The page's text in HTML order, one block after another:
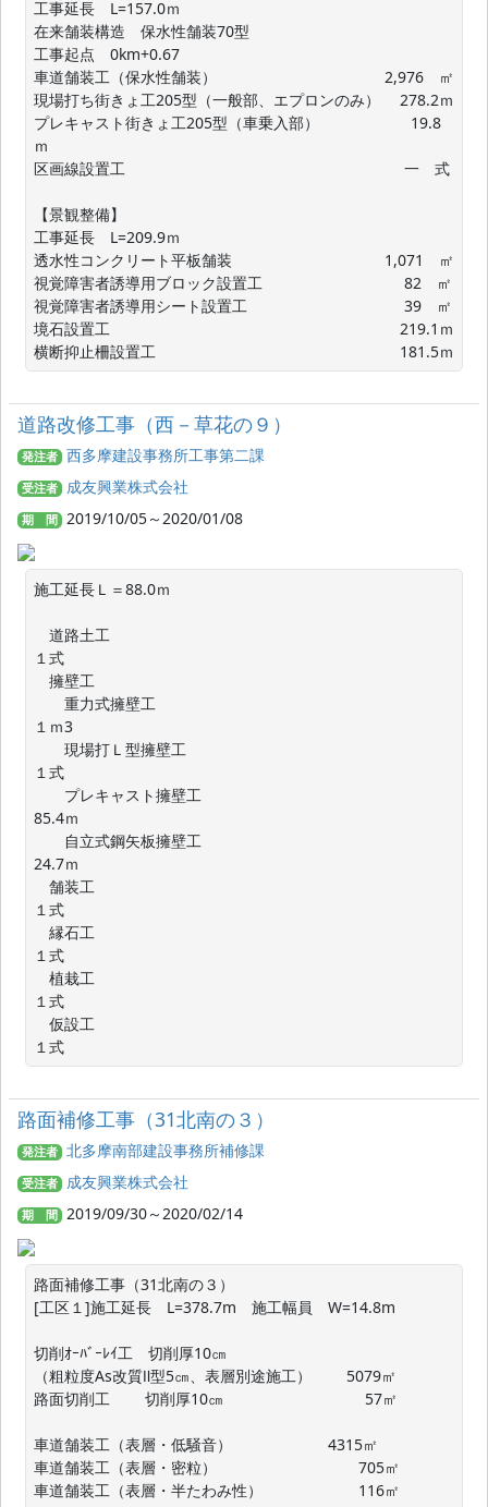
工事延長　L=157.0ｍ
在来舗装構造　保水性舗装70型
工事起点　0km+0.67
車道舗装工（保水性舗装）　　　　　　　　　　　2,976　㎡
現場打ち街きょ工205型（一般部、エプロンのみ）　 278.2ｍ
プレキャスト街きょ工205型（車乗入部）　　　　　　19.8
ｍ
区画線設置工　　　　　　　　　　　　　　　　　　 一　式
【景観整備】
工事延長　L=209.9ｍ
透水性コンクリート平板舗装　　　　　　　　　　1,071　㎡
視覚障害者誘導用ブロック設置工　　　　　　　　　 82　㎡
視覚障害者誘導用シート設置工　　　　　　　　　　 39　㎡
境石設置工　　　　　　　　　　　　　　　　　　　219.1ｍ
横断抑止柵設置工　　　　　　　　　　　　　　　　181.5ｍ
道路改修工事（西－草花の９）
発注者 西多摩建設事務所工事第二課
受注者 成友興業株式会社
期 間 2019/10/05～2020/01/08
施工延長Ｌ＝88.0ｍ
道路土工
１式
擁壁工
重力式擁壁工
１ｍ3
現場打Ｌ型擁壁工
１式
プレキャスト擁壁工
85.4ｍ
自立式鋼矢板擁壁工
24.7ｍ
舗装工
１式
縁石工
１式
植栽工
１式
仮設工
１式
路面補修工事（31北南の３）
発注者 北多摩南部建設事務所補修課
受注者 成友興業株式会社
期 間 2019/09/30～2020/02/14
路面補修工事（31北南の３）
[工区１]施工延長　L=378.7m　施工幅員　W=14.8m
切削ｵｰﾊﾞｰﾚｲ工　切削厚10㎝
（粗粒度As改質Ⅱ型5㎝、表層別途施工）　 　5079㎡
路面切削工　 　切削厚10㎝　　　　　　　　　 57㎡
車道舗装工（表層・低騒音）        　　　　4315㎡
車道舗装工（表層・密粒） 　　　　　　　　　705㎡
車道舗装工（表層・半たわみ性） 　　　　　　116㎡